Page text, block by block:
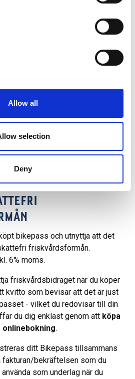
Allow all
selection
Deny
bikepass och utnyttja att det
friskvårdsförmån.
6% moms.
friskvårdsbidraget när du köper
kvitto som bevisar att det är just
- vilket du redovisar till din
du dig enklast genom att köpa
.
ditt Bikepass tillsammans
fakturan/bekräftelsen som du
som underlag när du